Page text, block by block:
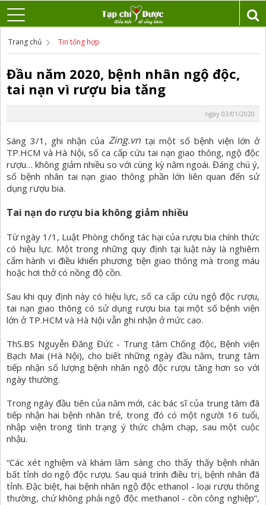
Trang chủ Tin tổng hợp
Đầu năm 2020, bệnh nhân ngộ độc,
tai nạn vì rượu bia tăng
ngày 03/01/2020
Sáng 3/1, ghi nhận của Zing.vn tại một số bệnh viện lớn ở
TP.HCM và Hà Nội, số ca cấp cứu tai nạn giao thông, ngộ độc
rượu… không giảm nhiều so với cùng kỳ năm ngoái. Đáng chú ý,
số bệnh nhân tai nạn giao thông phần lớn liên quan đến sử
dụng rượu bia.
Tai nạn do rượu bia không giảm nhiều
Từ ngày 1/1, Luật Phòng chống tác hại của rượu bia chính thức
có hiệu lực. Một trong những quy định tại luật này là nghiêm
cấm hành vi điều khiển phương tiện giao thông mà trong máu
hoặc hơi thở có nồng độ cồn.
Sau khi quy định này có hiệu lực, số ca cấp cứu ngộ độc rượu,
tai nạn giao thông có sử dụng rượu bia tại một số bệnh viện
lớn ở TP.HCM và Hà Nội vẫn ghi nhận ở mức cao.
ThS.BS Nguyễn Đăng Đức - Trung tâm Chống độc, Bệnh viện
Bạch Mai (Hà Nội), cho biết những ngày đầu năm, trung tâm
tiếp nhận số lượng bệnh nhân ngộ độc rượu tăng hơn so với
ngày thường.
Trong ngày đầu tiên của năm mới, các bác sĩ của trung tâm đã
tiếp nhận hai bệnh nhân trẻ, trong đó có một người 16 tuổi,
nhập viện trong tình trạng ý thức chậm chạp, sau một cuộc
nhậu.
“Các xét nghiệm và khám lâm sàng cho thấy thấy bệnh nhân
bất tỉnh do ngộ độc rượu. Sau quá trình điều trị, bệnh nhân đã
tỉnh. Đặc biệt, hai bệnh nhân ngộ độc ethanol - loại rượu thông
thường, chứ không phải ngộ độc methanol - cồn công nghiệp”,